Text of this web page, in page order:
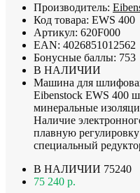
Производитель:
Код товара: EWS 400
Артикул: 620F000
EAN: 4026851012562
Бонусные баллы: 753
В НАЛИЧИИ
Машина для
Eibenstock EWS 400
минеральные
Наличие
плавную
специальный
В НАЛИЧИИ 75240
75 240 р.